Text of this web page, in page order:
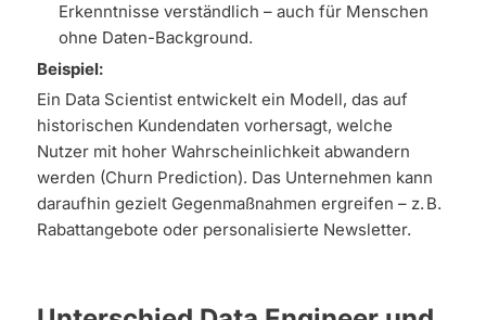
Erkenntnisse verständlich – auch für Menschen
ohne Daten-Background.
Beispiel:
Ein Data Scientist entwickelt ein Modell, das auf
historischen Kundendaten vorhersagt, welche
Nutzer mit hoher Wahrscheinlichkeit abwandern
werden (Churn Prediction). Das Unternehmen kann
daraufhin gezielt Gegenmaßnahmen ergreifen – z. B.
Rabattangebote oder personalisierte Newsletter.